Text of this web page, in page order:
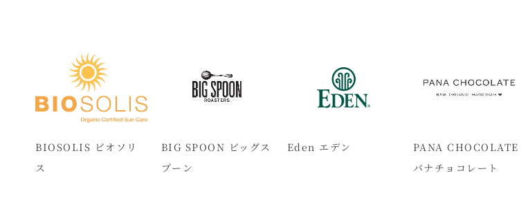
BIOSOLIS ビオソリ
ス
BIG SPOON ビッグス
プーン
Eden エデン
PANA CHOCOLATE
パナチョコレート